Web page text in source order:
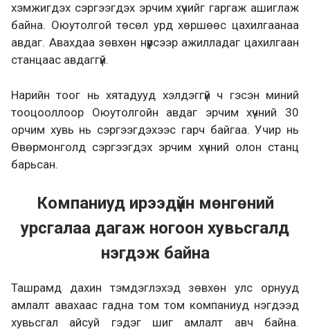
хэмжигдэх сэргээгдэх эрчим хүчийг гаргаж ашиглаж
байна. Оюутолгой төсөл урд хөршөөс цахилгаанаа
авдаг. Авахдаа зөвхөн нүүрсээр ажилладаг цахилгаан
станцаас авдаггүй.
Нарийн тоог нь хятадууд хэлдэггүй ч гэсэн миний
тооцооллоор Оюутолгойн авдаг эрчим хүчний 30
орчим хувь нь сэргээгдэхээс гарч байгаа. Учир нь
Өвөрмонголд сэргээгдэх эрчим хүчний олон станц
барьсан.
Компаниуд ирээдүйн мөнгөний
урсгалаа дагаж ногоон хувьсгалд
нэгдэж байна
Ташрамд дахин тэмдэглэхэд зөвхөн улс орнууд
амлалт авахаас гадна том том компаниуд нэгдээд
хувьсгал айсуй гэдэг шиг амлалт авч байна.